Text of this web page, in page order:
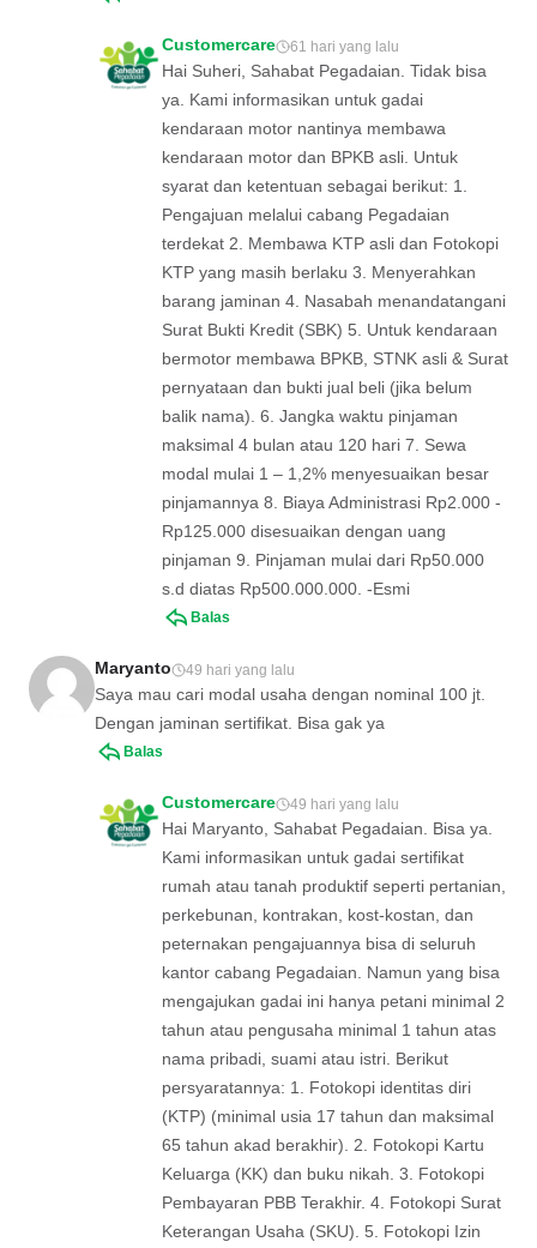
Customercare 61 hari yang lalu
Hai Suheri, Sahabat Pegadaian. Tidak bisa
ya. Kami informasikan untuk gadai
kendaraan motor nantinya membawa
kendaraan motor dan BPKB asli. Untuk
syarat dan ketentuan sebagai berikut: 1.
Pengajuan melalui cabang Pegadaian
terdekat 2. Membawa KTP asli dan Fotokopi
KTP yang masih berlaku 3. Menyerahkan
barang jaminan 4. Nasabah menandatangani
Surat Bukti Kredit (SBK) 5. Untuk kendaraan
bermotor membawa BPKB, STNK asli & Surat
pernyataan dan bukti jual beli (jika belum
balik nama). 6. Jangka waktu pinjaman
maksimal 4 bulan atau 120 hari 7. Sewa
modal mulai 1 – 1,2% menyesuaikan besar
pinjamannya 8. Biaya Administrasi Rp2.000 -
Rp125.000 disesuaikan dengan uang
pinjaman 9. Pinjaman mulai dari Rp50.000
s.d diatas Rp500.000.000. -Esmi
Balas
Maryanto 49 hari yang lalu
Saya mau cari modal usaha dengan nominal 100 jt.
Dengan jaminan sertifikat. Bisa gak ya
Balas
Customercare 49 hari yang lalu
Hai Maryanto, Sahabat Pegadaian. Bisa ya.
Kami informasikan untuk gadai sertifikat
rumah atau tanah produktif seperti pertanian,
perkebunan, kontrakan, kost-kostan, dan
peternakan pengajuannya bisa di seluruh
kantor cabang Pegadaian. Namun yang bisa
mengajukan gadai ini hanya petani minimal 2
tahun atau pengusaha minimal 1 tahun atas
nama pribadi, suami atau istri. Berikut
persyaratannya: 1. Fotokopi identitas diri
(KTP) (minimal usia 17 tahun dan maksimal
65 tahun akad berakhir). 2. Fotokopi Kartu
Keluarga (KK) dan buku nikah. 3. Fotokopi
Pembayaran PBB Terakhir. 4. Fotokopi Surat
Keterangan Usaha (SKU). 5. Fotokopi Izin